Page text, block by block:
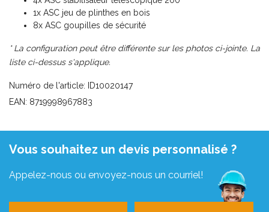
1x ASC jeu de plinthes en bois
8x ASC goupilles de sécurité
* La configuration peut être différente sur les photos ci-jointe. La
liste ci-dessus s'applique.
Numéro de l'article: ID10020147
EAN: 8719998967883
Vous souhaitez un devis personnalisé ?
Appelez-nous ou envoyez-nous un courriel!